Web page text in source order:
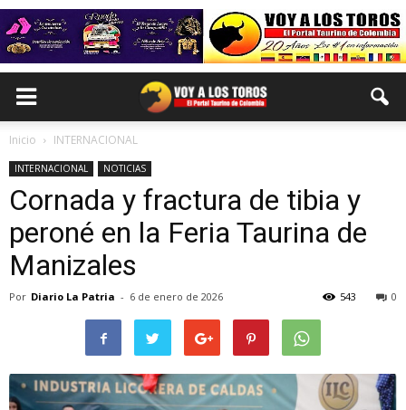
Inicio INTERNACIONAL
INTERNACIONAL NOTICIAS
Cornada y fractura de tibia y
peroné en la Feria Taurina de
Manizales
Por Diario La Patria - 6 de enero de 2026 0
543